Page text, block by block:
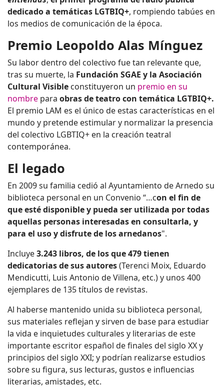
dedicado a temáticas LGTBIQ+, rompiendo tabúes en
los medios de comunicación de la época.
Premio Leopoldo Alas Mínguez
Su labor dentro del colectivo fue tan relevante que,
tras su muerte, la Fundación SGAE y la Asociación
Cultural Visible constituyeron un premio en su
nombre para obras de teatro con temática LGTBIQ+.
El premio LAM es el único de estas características en el
mundo y pretende estimular y normalizar la presencia
del colectivo LGBTIQ+ en la creación teatral
contemporánea.
El legado
En 2009 su familia cedió al Ayuntamiento de Arnedo su
biblioteca personal en un Convenio “…con el fin de
que esté disponible y pueda ser utilizada por todas
aquellas personas interesadas en consultarla, y
para el uso y disfrute de los arnedanos".
Incluye3.243 libros, de los que 479 tienen
dedicatorias de sus autores(Terenci Moix, Eduardo
Mendicutti, Luis Antonio de Villena, etc.) y unos 400
ejemplares de 135 títulos de revistas.
Al haberse mantenido unida su biblioteca personal,
sus materiales reflejan y sirven de base para estudiar
la vida e inquietudes culturales y literarias de este
importante escritor español de finales del siglo XX y
principios del siglo XXI; y podrían realizarse estudios
sobre su figura, sus lecturas, gustos e influencias
literarias, amistades, etc.